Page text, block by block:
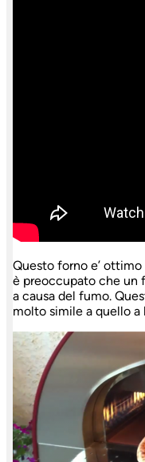
Questo forno e’
è preoccupato che un
a causa del fumo.
molto simile a quello a